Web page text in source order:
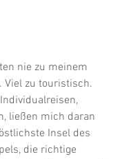
nie zu meinem
Viel zu touristisch.
ließen mich daran
Insel des
die richtige